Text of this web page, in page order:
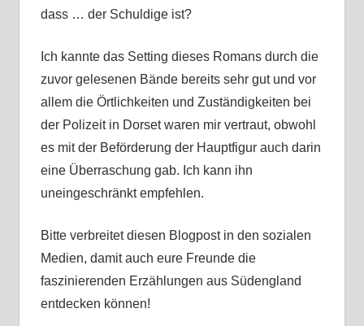
dass … der Schuldige ist?
Ich kannte das Setting dieses Romans durch die
zuvor gelesenen Bände bereits sehr gut und vor
allem die Örtlichkeiten und Zuständigkeiten bei
der Polizeit in Dorset waren mir vertraut, obwohl
es mit der Beförderung der Hauptfigur auch darin
eine Überraschung gab. Ich kann ihn
uneingeschränkt empfehlen.
Bitte verbreitet diesen Blogpost in den sozialen
Medien, damit auch eure Freunde die
faszinierenden Erzählungen aus Südengland
entdecken können!